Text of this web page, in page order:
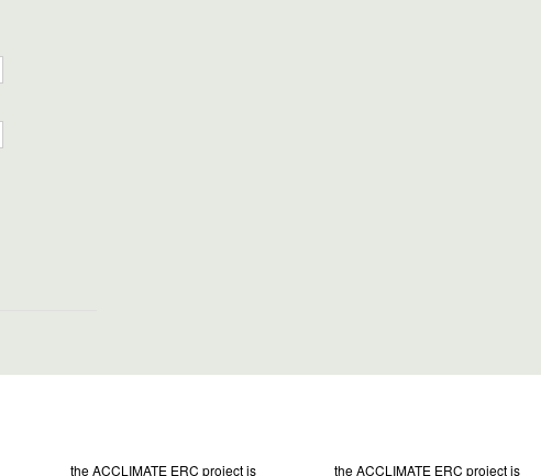
the ACCLIMATE ERC project is the ACCLIMATE ERC project is